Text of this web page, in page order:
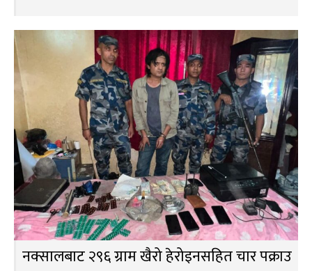
नक्सालबाट २९६ ग्राम खैरो हेरोइनसहित चार पक्राउ